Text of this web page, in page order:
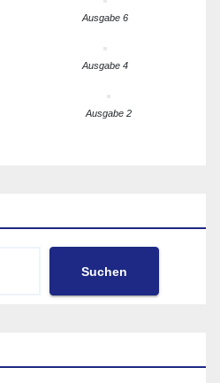
Ausgabe 6
Ausgabe 4
Ausgabe 2
Suchen